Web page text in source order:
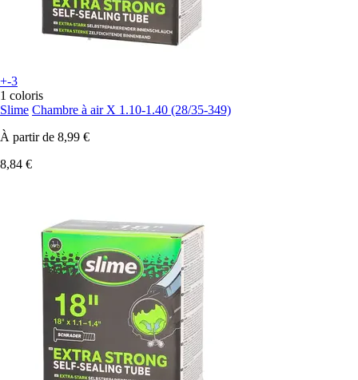
+-3
1 coloris
Slime Chambre à air X 1.10-1.40 (28/35-349)
À partir de 8,99 €
8,84 €